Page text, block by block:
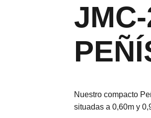
Nuestro compacto
situadas a 0,60m y